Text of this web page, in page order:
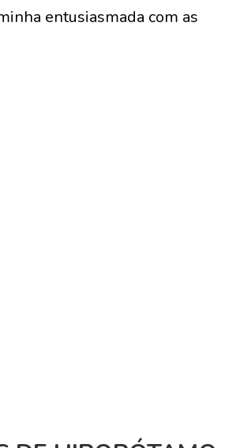
entusiasmada com as